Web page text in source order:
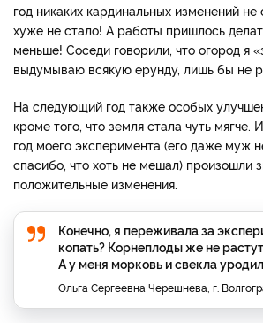
год никаких кардинальных изменений не
хуже не стало! А работы пришлось
меньше! Соседи говорили, что огород я
выдумываю всякую ерунду, лишь бы не
На следующий год также особых
кроме того, что земля стала чуть мягче.
год моего эксперимента (его даже муж
спасибо, что хоть не мешал) произошли
положительные изменения.
Конечно, я переживала за
копать? Корнеплоды же не
А у меня морковь и свекла
Ольга Сергеевна Черешнева, г.